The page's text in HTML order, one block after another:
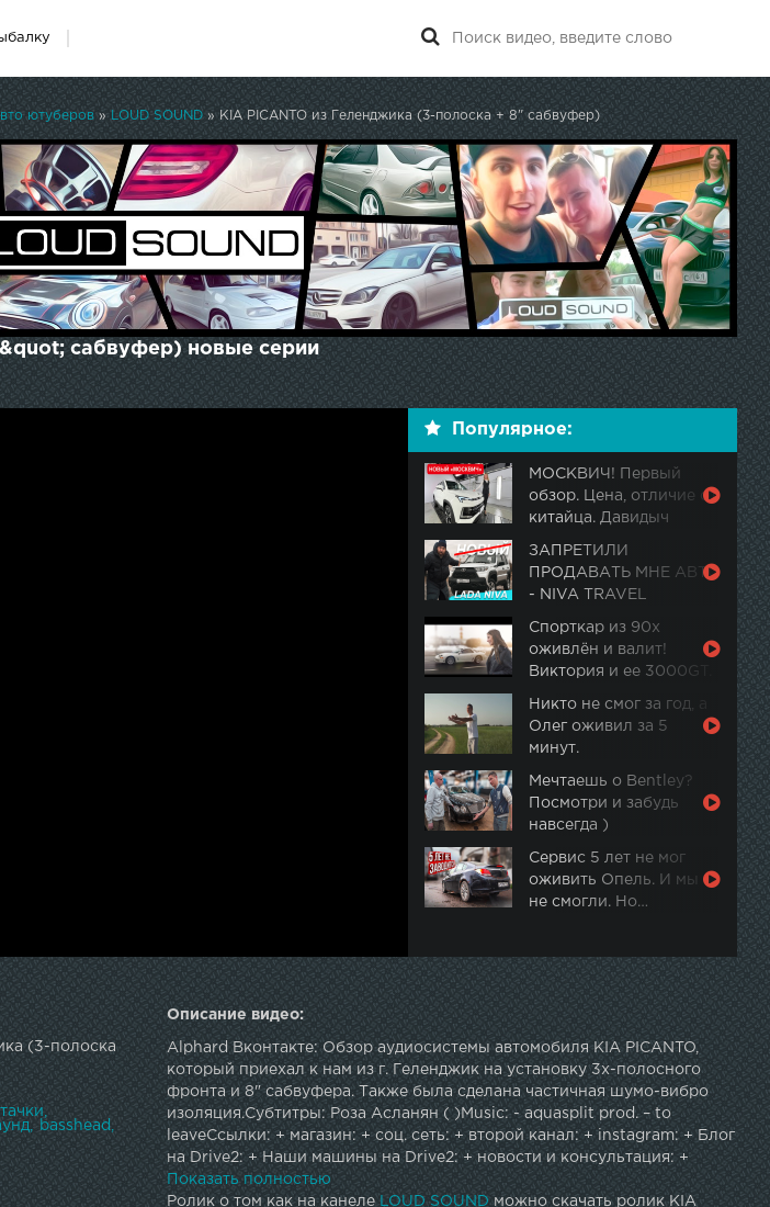
ютуберов» LOUD SOUND » KIA PICANTO из Геленджика (3-полоска + 8" сабвуфер)
сабвуфер) новые серии
Популярное:
МОСКВИЧ! Первый
обзор. Цена, отличие от
китайца. Давидыч
ЗАПРЕТИЛИ
ПРОДАВАТЬ МНЕ АВТО
- NIVA TRAVEL
Спорткар из 90х
оживлён и валит!
Виктория и ее 3000GT.
Никто не смог за год, а
Олег оживил за 5
минут.
Мечтаешь о Bentley?
Посмотри и забудь
навсегда )
Сервис 5 лет не мог
оживить Опель. И мы
не смогли. Но…
Описание видео:
Alphard Вконтакте: Обзор аудиосистемы автомобиля KIA PICANTO,
который приехал к нам из г. Геленджик на установку 3х-полосного
фронта и 8" сабвуфера. Также была сделана частичная шумо-вибро
изоляция.Субтитры: Роза Асланян ( )Music: - aquasplit prod. – to
leaveСсылки: + магазин: + соц. сеть: + второй канал: + instagram: + Блог
на Drive2: + Наши машины на Drive2: + новости и консультация: +
Анти-автозвук: + Правильная музыка: + Форум: + подписаться: +
магазин vk: Автозвук (caraudio)Loud Sound ®
Показать полностью
Ролик о том как на канелеLOUD SOUNDможно скачать ролик KIA
(3-полоска
тачки
basshead